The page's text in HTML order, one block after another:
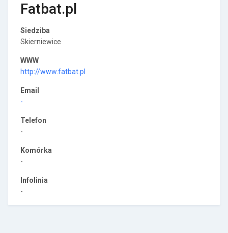
Fatbat.pl
Siedziba
Skierniewice
WWW
http://www.fatbat.pl
Email
-
Telefon
-
Komórka
-
Infolinia
-